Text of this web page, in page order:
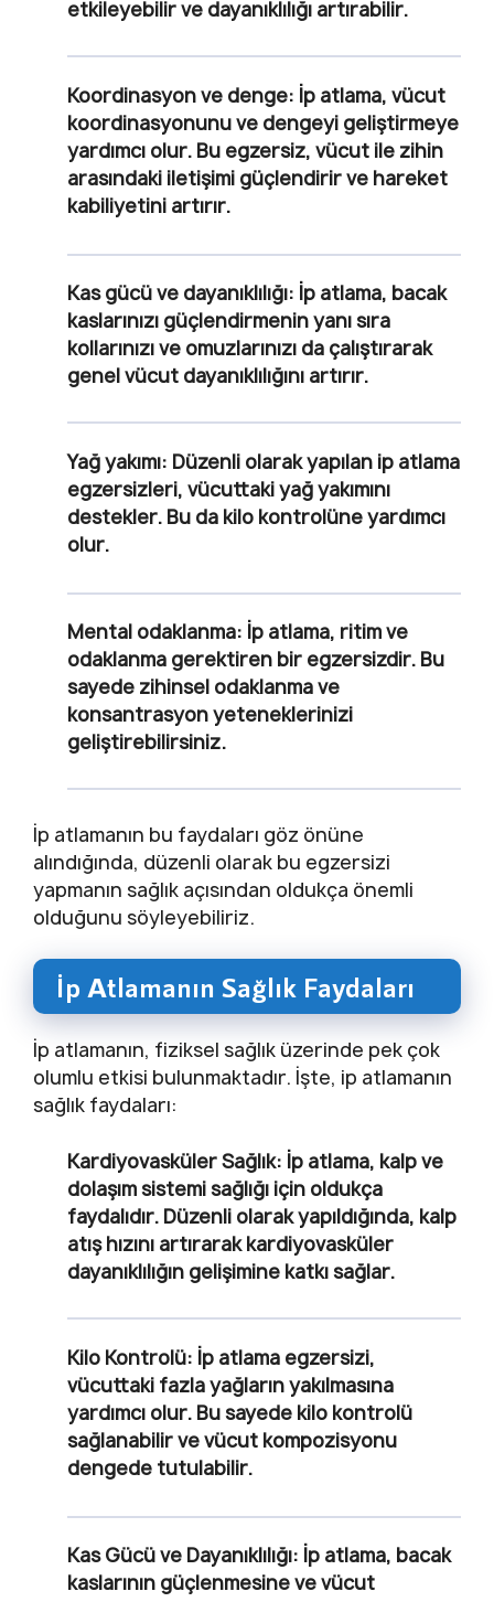
etkileyebilir ve dayanıklılığı artırabilir.
Koordinasyon ve denge: İp atlama, vücut
koordinasyonunu ve dengeyi geliştirmeye
yardımcı olur. Bu egzersiz, vücut ile zihin
arasındaki iletişimi güçlendirir ve hareket
kabiliyetini artırır.
Kas gücü ve dayanıklılığı: İp atlama, bacak
kaslarınızı güçlendirmenin yanı sıra
kollarınızı ve omuzlarınızı da çalıştırarak
genel vücut dayanıklılığını artırır.
Yağ yakımı: Düzenli olarak yapılan ip atlama
egzersizleri, vücuttaki yağ yakımını
destekler. Bu da kilo kontrolüne yardımcı
olur.
Mental odaklanma: İp atlama, ritim ve
odaklanma gerektiren bir egzersizdir. Bu
sayede zihinsel odaklanma ve
konsantrasyon yeteneklerinizi
geliştirebilirsiniz.
İp atlamanın bu faydaları göz önüne
alındığında, düzenli olarak bu egzersizi
yapmanın sağlık açısından oldukça önemli
olduğunu söyleyebiliriz.
İp Atlamanın Sağlık Faydaları
İp atlamanın, fiziksel sağlık üzerinde pek çok
olumlu etkisi bulunmaktadır. İşte, ip atlamanın
sağlık faydaları:
Kardiyovasküler Sağlık: İp atlama, kalp ve
dolaşım sistemi sağlığı için oldukça
faydalıdır. Düzenli olarak yapıldığında, kalp
atış hızını artırarak kardiyovasküler
dayanıklılığın gelişimine katkı sağlar.
Kilo Kontrolü: İp atlama egzersizi,
vücuttaki fazla yağların yakılmasına
yardımcı olur. Bu sayede kilo kontrolü
sağlanabilir ve vücut kompozisyonu
dengede tutulabilir.
Kas Gücü ve Dayanıklılığı: İp atlama, bacak
kaslarının güçlenmesine ve vücut